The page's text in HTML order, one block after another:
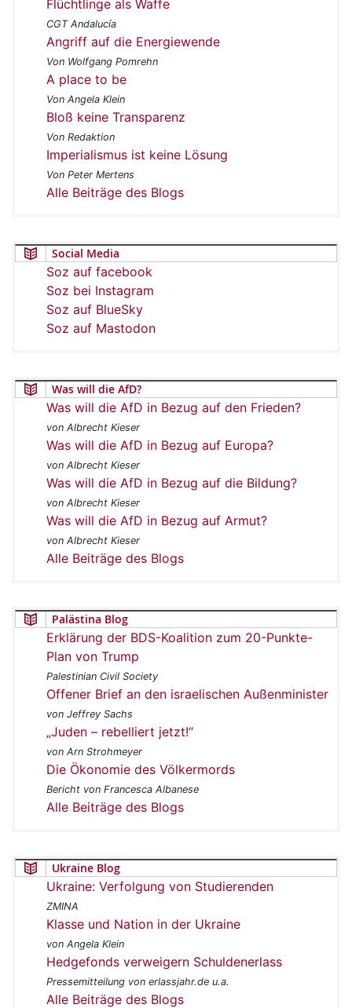
Flüchtlinge als Waffe
CGT Andalucía
Angriff auf die Energiewende
Von Wolfgang Pomrehn
A place to be
Von Angela Klein
Bloß keine Transparenz
Von Redaktion
Imperialismus ist keine Lösung
Von Peter Mertens
Alle Beiträge des Blogs
Social Media
Soz auf facebook
Soz bei Instagram
Soz auf BlueSky
Soz auf Mastodon
Was will die AfD?
Was will die AfD in Bezug auf den Frieden?
von Albrecht Kieser
Was will die AfD in Bezug auf Europa?
von Albrecht Kieser
Was will die AfD in Bezug auf die Bildung?
von Albrecht Kieser
Was will die AfD in Bezug auf Armut?
von Albrecht Kieser
Alle Beiträge des Blogs
Palästina Blog
Erklärung der BDS-Koalition zum 20-Punkte-
Plan von Trump
Palestinian Civil Society
Offener Brief an den israelischen Außenminister
von Jeffrey Sachs
„Juden – rebelliert jetzt!“
von Arn Strohmeyer
Die Ökonomie des Völkermords
Bericht von Francesca Albanese
Alle Beiträge des Blogs
Ukraine Blog
Ukraine: Verfolgung von Studierenden
ZMINA
Klasse und Nation in der Ukraine
von Angela Klein
Hedgefonds verweigern Schuldenerlass
Pressemitteilung von erlassjahr.de u.a.
Alle Beiträge des Blogs